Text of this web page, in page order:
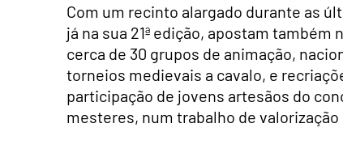
Com um recinto alargado durante as
já na sua 21ª edição, apostam
cerca de 30 grupos de animação,
torneios medievais a cavalo, e
participação de jovens artesãos do
mesteres, num trabalho de